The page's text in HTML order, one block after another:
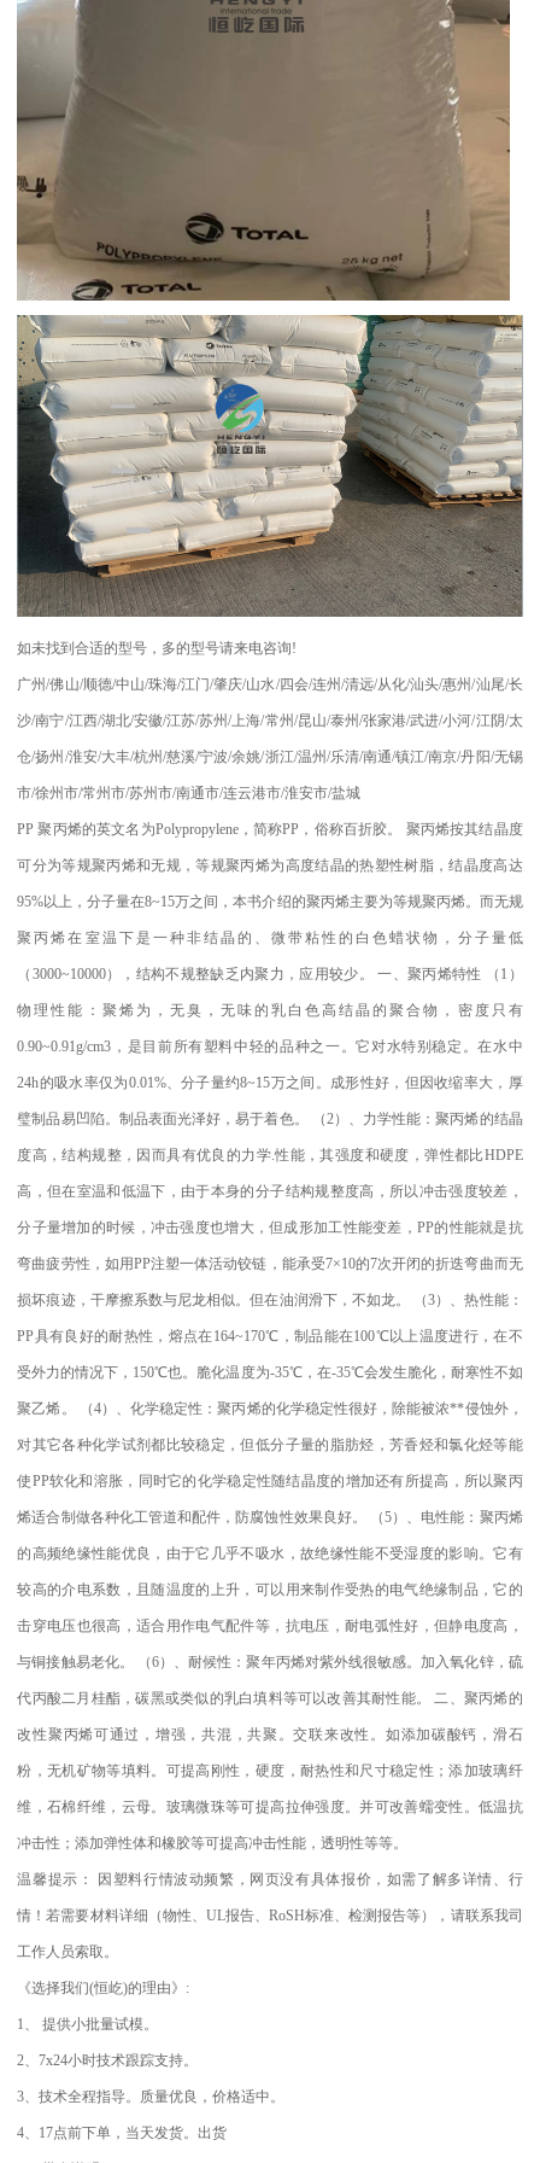
如未找到合适的型号，多的型号请来电咨询!
广州/佛山/顺德/中山/珠海/江门/肇庆/山水/四会/连州 /清远/从化/汕头/惠州/汕尾/长
沙/南宁/江西/湖北/安徽/江苏/苏州/上海/常州 /昆山/泰州 /张家港/武进/小河/江阴/太
仓/扬州 /淮安/大丰/杭州/慈溪/宁波/余姚/浙江/温州 /乐清/南通/镇江/南京/丹阳/无锡
市/徐州市/常州市/苏州市/南通市/连云港市/淮安市/盐城
PP聚丙烯的英文名为Polypropylene，简称PP ，俗称百折胶。 聚丙烯按其结晶度
可分为等规聚丙烯和无规，等规聚丙烯为高度结晶的热塑性树脂，结晶度高达
95%以上，分子量在8~15万之间，本书介绍的聚丙烯主要为等规聚丙烯。而无规
聚丙烯在室温下是一种非结晶的、微带粘性的白色蜡状物，分子量低
（ 3000~10000），结构不规整缺乏内聚力，应用较少。一、聚丙烯特性 （ 1 ）
物理性能：聚烯为，无臭，无味的乳白色高结晶的聚合物，密度只有
0.90~0.91g/cm3 ，是目前所有塑料中轻的品种之一。它对水特别稳定。在水中
24h的吸水率仅为0.01%、分子量约8~15万之间。成形性好，但因收缩率大，厚
璧制品易凹陷。制品表面光泽好，易于着色。 （2）、力学性能：聚丙烯的结晶
度高，结构规整，因而具有优良的力学. 性能，其强度和硬度，弹性都比HDPE
高，但在室温和低温下，由于本身的分子结构规整度高，所以冲击强度较差，
分子量增加的时候，冲击强度也增大，但成形加工性能变差， PP的性能就是抗
弯曲疲劳性，如用PP注塑一体活动铰链，能承受7×10的7次开闭的折迭弯曲而无
损坏痕迹，干摩擦系数与尼龙相似。但在油润滑下，不如龙。 （3）、热性能：
PP具有良好的耐热性，熔点在164~170℃ ，制品能在100℃以上温度进行，在不
受外力的情况下， 150℃也。脆化温度为-35℃，在-35℃会发生脆化，耐寒性不如
聚乙烯。 （4）、化学稳定性：聚丙烯的化学稳定性很好，除能被浓**侵蚀外，
对其它各种化学试剂都比较稳定，但低分子量的脂肪烃，芳香烃和氯化烃等能
使PP软化和溶胀，同时它的化学稳定性随结晶度的增加还有所提高，所以聚丙
烯适合制做各种化工管道和配件，防腐蚀性效果良好。 （5）、电性能：聚丙烯
的高频绝缘性能优良，由于它几乎不吸水，故绝缘性能不受湿度的影响。它有
较高的介电系数，且随温度的上升，可以用来制作受热的电气绝缘制品，它的
击穿电压也很高，适合用作电气配件等，抗电压，耐电弧性好，但静电度高，
与铜接触易老化。 （6）、耐候性：聚年丙烯对紫外线很敏感。加入氧化锌，硫
代丙酸二月桂酯，碳黑或类似的乳白填料等可以改善其耐性能。 二、聚丙烯的
改性聚丙烯可通过，增强，共混，共聚。交联来改性。如添加碳酸钙，滑石
粉，无机矿物等填料。可提高刚性，硬度，耐热性和尺寸稳定性；添加玻璃纤
维，石棉纤维，云母。玻璃微珠等可提高拉伸强度。并可改善蠕变性。低温抗
冲击性；添加弹性体和橡胶等可提高冲击性能，透明性等等。
温馨提示： 因塑料行情波动频繁，网页没有具体报价，如需了解多详情、行
情！若需要材料详细（物性、 UL报告、RoSH标准、检测报告等），请联系我司
工作人员索取。
《选择我们(恒屹)的理由》 :
1 、提供小批量试模。
2 、7x24小时技术跟踪支持。
3 、技术全程指导。质量优良，价格适中。
4 17点前下单，当天发货。出货